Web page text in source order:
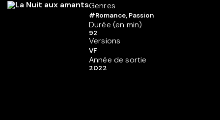
Genres
#Romance, Passion
Durée (en min)
92
Versions
VF
Année de sortie
2022